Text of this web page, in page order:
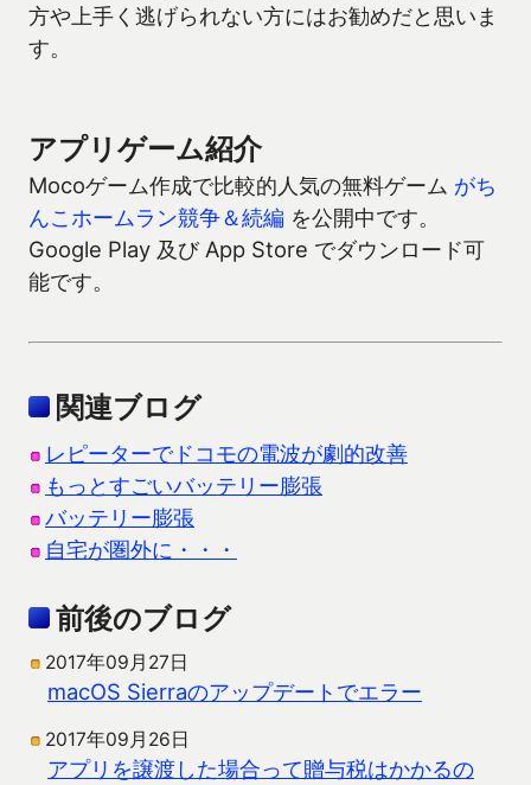
方や上手く逃げられない方にはお勧めだと思いま
す。
アプリゲーム紹介
Mocoゲーム作成で比較的人気の無料ゲーム がち
んこホームラン競争＆続編 を公開中です。
Google Play 及び App Store でダウンロード可
能です。
関連ブログ
レピーターでドコモの電波が劇的改善
もっとすごいバッテリー膨張
バッテリー膨張
自宅が圏外に・・・
前後のブログ
2017年09月27日
macOS Sierraのアップデートでエラー
2017年09月26日
アプリを譲渡した場合って贈与税はかかるの